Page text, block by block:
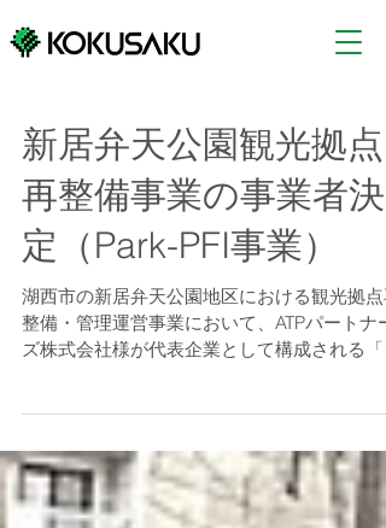
新居弁天公園観光拠点
再整備事業の事業者決
定（Park-PFI事業）
湖西市の新居弁天公園地区における観光拠点
整備・管理運営事業において、ATPパートナー
ズ株式会社様が代表企業として構成される「
て頂いており、恵庭...